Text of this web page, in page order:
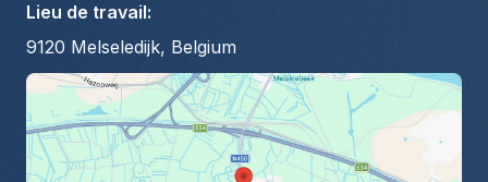
Lieu de travail:
9120 Melseledijk, Belgium